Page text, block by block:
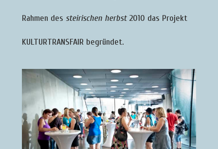
Rahmen des steirischen herbst2010 das Projekt
KULTURTRANSFAIR begründet.